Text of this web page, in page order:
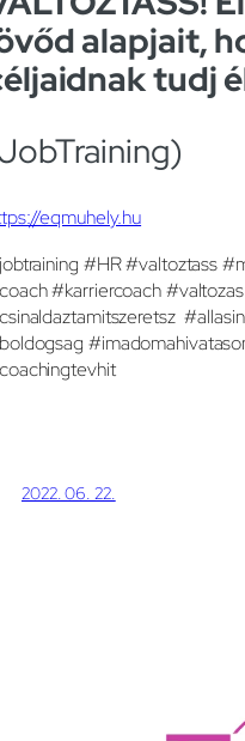
alapjait,
tudj
eqmuhely.hu
#HR #valtoztass
#karriercoach
2022. 06. 22.